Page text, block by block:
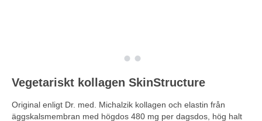
Vegetariskt kollagen SkinStructure
Original enligt Dr. med. Michalzik kollagen och elastin från
äggskalsmembran med högdos 480 mg per dagsdos, hög halt